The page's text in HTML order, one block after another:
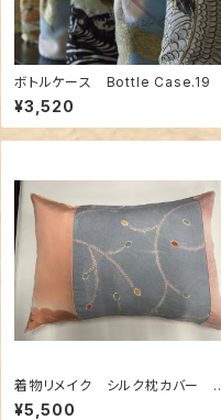
ボトルケース Bottle Case.19
¥3,520
着物リメイク シルク枕カバー 0
06
¥5,500